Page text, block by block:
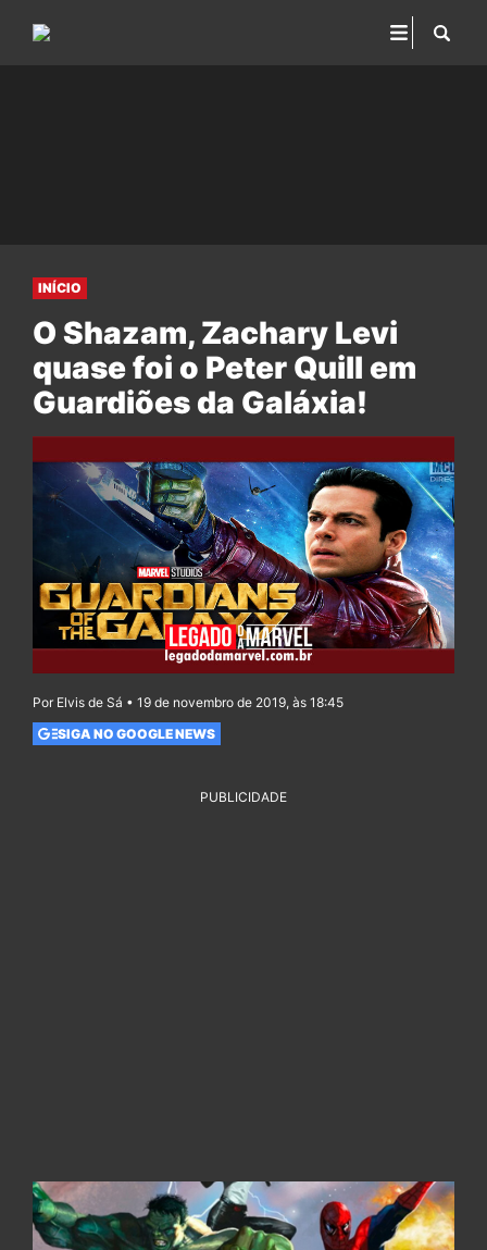
INÍCIO
O Shazam, Zachary Levi
quase foi o Peter Quill em
Guardiões da Galáxia!
Por Elvis de Sá • 19 de novembro de 2019, às 18:45
SIGA NO GOOGLE NEWS
PUBLICIDADE